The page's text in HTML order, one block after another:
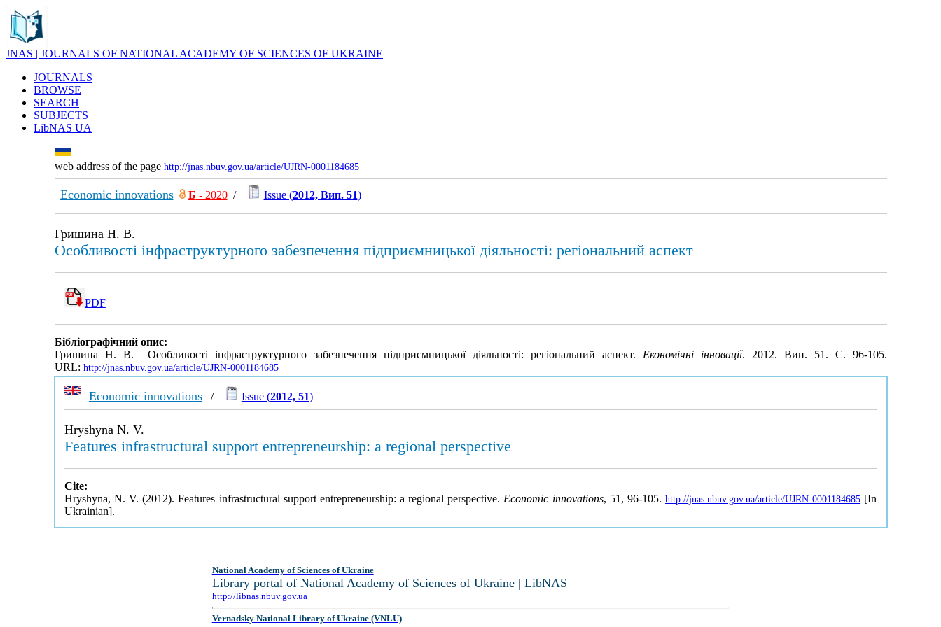
JNAS | JOURNALS OF NATIONAL ACADEMY OF SCIENCES OF UKRAINE
JOURNALS
BROWSE
SEARCH
SUBJECTS
LibNAS UA
web address of the page http://jnas.nbuv.gov.ua/article/UJRN-0001184685
Economic innovations Б - 2020/ Issue (2012, Вип. 51)
Гришина Н. В.
Особливості інфраструктурного забезпечення підприємницької діяльності: регіональний аспект
PDF
Бібліографічний опис:
Гришина Н. В. Особливості інфраструктурного забезпечення підприємницької діяльності: регіональний аспект. Економічні інновації. 2012. Вип. 51. С. 96-105.
URL: http://jnas.nbuv.gov.ua/article/UJRN-0001184685
Economic innovations/ Issue (2012, 51)
Hryshyna N. V.
Features infrastructural support entrepreneurship: a regional perspective
Cite:
Hryshyna, N. V. (2012). Features infrastructural support entrepreneurship: a regional perspective. Economic innovations, 51, 96-105.http://jnas.nbuv.gov.ua/article/UJRN-0001184685 [In
Ukrainian].
National Academy of Sciences of Ukraine
Library portal of National Academy of Sciences of Ukraine | LibNAS
http://libnas.nbuv.gov.ua
Vernadsky National Library of Ukraine (VNLU)